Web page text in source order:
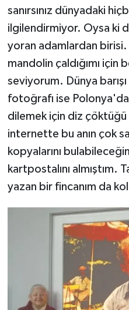
sanırsınız dünyadaki
ilgilendirmiyor. Oysa ki
yoran adamlardan
mandolin çaldığımı için
seviyorum. Dünya
fotoğrafı ise
dilemek için diz
internette bu anın çok
kopyalarını
kartpostalını almıştım.
yazan bir fincanım da